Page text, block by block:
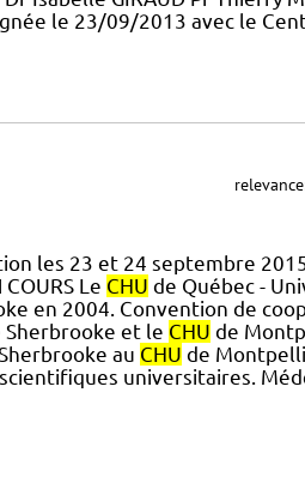
le 23/09/2013 avec le
les 23 et 24 septembre 2015
Le CHU de Québec -
en 2004. Convention de
et le CHU de
au CHU de
universitaires.